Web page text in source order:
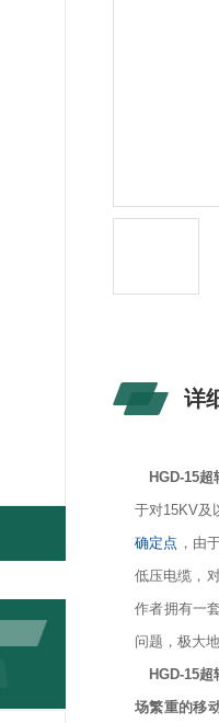
详
HGD-15
于对15KV及
确定点 ，由
低压电缆，
作者拥有一
问题，极大
HGD-15超
场繁重的移